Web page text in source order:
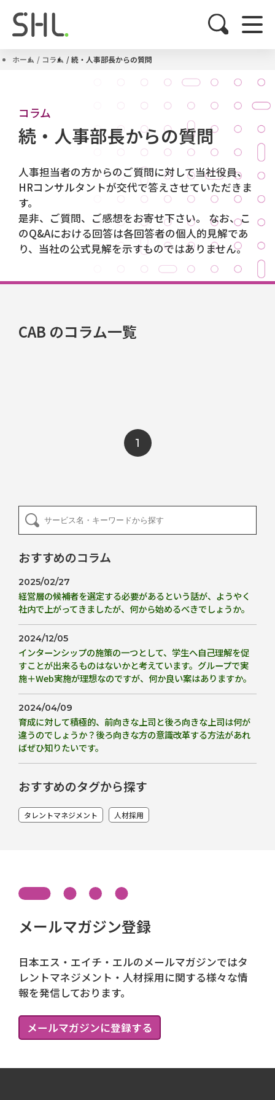
ホーム コラム 続・人事部長からの質問
コラム
続・人事部長からの質問
人事担当者の方からのご質問に対して当社役員、
HRコンサルタントが交代で答えさせていただきま
す。
是非、ご質問、ご感想をお寄せ下さい。 なお、こ
のQ&Aにおける回答は各回答者の個人的見解であ
り、当社の公式見解を示すものではありません。
CAB のコラム一覧
おすすめのコラム
2025/02/27
経営層の候補者を選定する必要があるという話が、ようやく
社内で上がってきましたが、何から始めるべきでしょうか。
2024/12/05
インターンシップの施策の一つとして、学生へ自己理解を促
すことが出来るものはないかと考えています。グループで実
施＋Web実施が理想なのですが、何か良い案はありますか。
2024/04/09
育成に対して積極的、前向きな上司と後ろ向きな上司は何が
違うのでしょうか？後ろ向きな方の意識改革する方法があれ
ばぜひ知りたいです。
おすすめのタグから探す
タレントマネジメント 人材採用
1
メールマガジン登録
日本エス・エイチ・エルのメールマガジンではタ
レントマネジメント・人材採用に関する様々な情
報を発信しております。
メールマガジンに登録する